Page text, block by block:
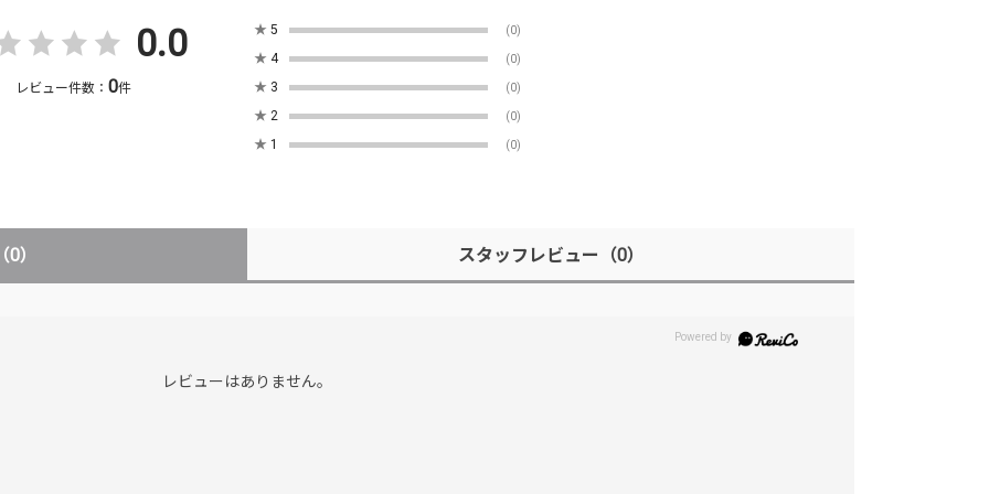
0.0
レビュー件数： 0件
★ 5 (0)
★ 4 (0)
★ 3 (0)
★ 2 (0)
★ 1 (0)
（0） スタッフレビュー （0）
レビューはありません。